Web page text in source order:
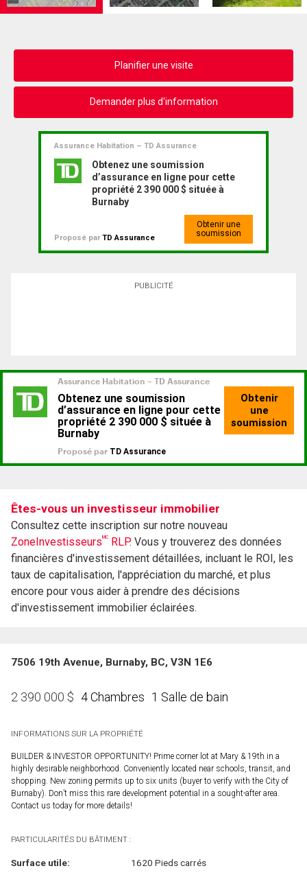
Planifier une visite
Demander plus d'information
Assurance Habitation – TD Assurance
Obtenez une soumission
d’assurance en ligne pour cette
propriété 2 390 000 $ située à
Burnaby
Proposé parTD Assurance
Obtenir une
soumission
PUBLICITÉ
Êtes-vous un investisseur immobilier
Consultez cette inscription sur notre nouveau
ZoneInvestisseursMC RLP. Vous y trouverez des données
financières d'investissement détaillées, incluant le ROI, les
taux de capitalisation, l'appréciation du marché, et plus
encore pour vous aider à prendre des décisions
d'investissement immobilier éclairées.
7506 19th Avenue, Burnaby, BC, V3N 1E6
2 390 000 $ 4 Chambres 1 Salle de bain
INFORMATIONS SUR LA PROPRIÉTÉ
BUILDER & INVESTOR OPPORTUNITY! Prime corner lot at Mary & 19th in a
highly desirable neighborhood. Conveniently located near schools, transit, and
shopping. New zoning permits up to six units (buyer to verify with the City of
Burnaby). Don’t miss this rare development potential in a sought-after area.
Contact us today for more details!
PARTICULARITÉS DU BÂTIMENT :
Surface utile: 1620 Pieds carrés